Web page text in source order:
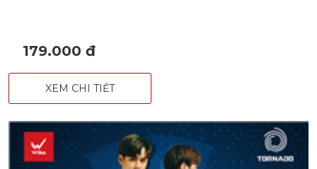
179.000 đ
XEM CHI TIẾT